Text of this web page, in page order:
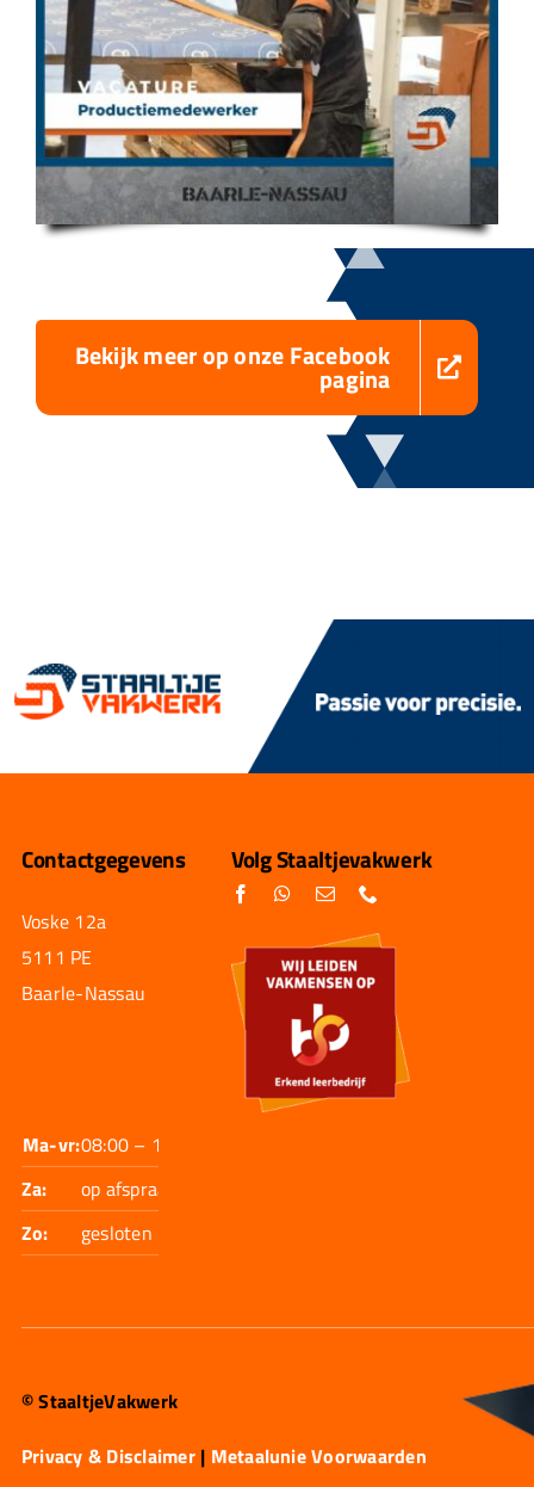
Bekijk meer op onze Facebook
pagina
Contactgegevens
Voske 12a
5111 PE
Baarle-Nassau
Ma-vr:08:00 – 17:30
Za:
op afspraak
Zo:
gesloten
Volg Staaltjevakwerk
© StaaltjeVakwerk
Privacy & Disclaimer| Metaalunie Voorwaarden